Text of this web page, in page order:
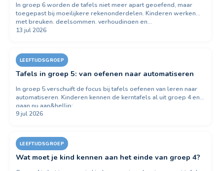
In groep 6 worden de tafels niet meer apart geoefend, maar
toegepast bij moeilijkere rekenonderdelen. Kinderen werken
met breuken, deelsommen, verhoudingen en…
13 jul 2026
LEEFTIJDSGROEP
Tafels in groep 5: van oefenen naar automatiseren
In groep 5 verschuift de focus bij tafels oefenen van leren naar
automatiseren. Kinderen kennen de kerntafels al uit groep 4 en
gaan nu aan&hellip;
9 jul 2026
LEEFTIJDSGROEP
Wat moet je kind kennen aan het einde van groep 4?